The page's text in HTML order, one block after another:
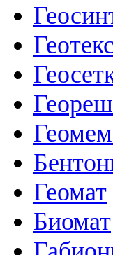
Геомат
Биомат